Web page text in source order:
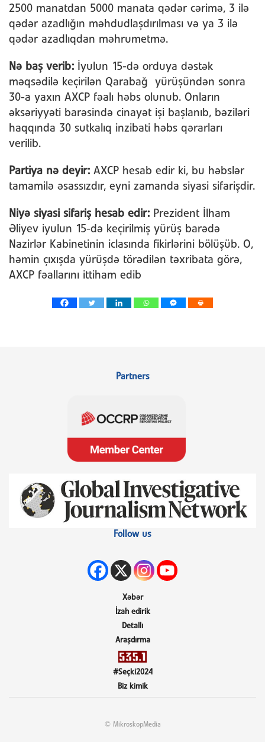
2500 manatdan 5000 manata qədər cərimə, 3 ilə
qədər azadlığın məhdudlaşdırılması və ya 3 ilə
qədər azadlıqdan məhrumetmə.
Nə baş verib:
İyulun 15-də orduya dəstək
məqsədilə keçirilən Qarabağ yürüşündən sonra
30-a yaxın AXCP fəalı həbs olunub. Onların
əksəriyyəti barəsində cinayət işi başlanıb, bəziləri
haqqında 30 sutkalıq inzibati həbs qərarları
verilib.
Partiya nə deyir: AXCP hesab edir ki, bu həbslər
tamamilə əsassızdır, eyni zamanda siyasi sifarişdir.
Niyə siyasi sifariş hesab edir: Prezident İlham
Əliyev iyulun 15-də keçirilmiş yürüş barədə
Nazirlər Kabinetinin iclasında fikirlərini bölüşüb. O,
həmin çıxışda yürüşdə törədilən təxribata görə,
AXCP fəallarını ittiham edib
Partners
Follow us
Xəbər
İzah edirik
Detallı
Araşdırma
#Seçki2024
Biz kimik
© MikroskopMedia